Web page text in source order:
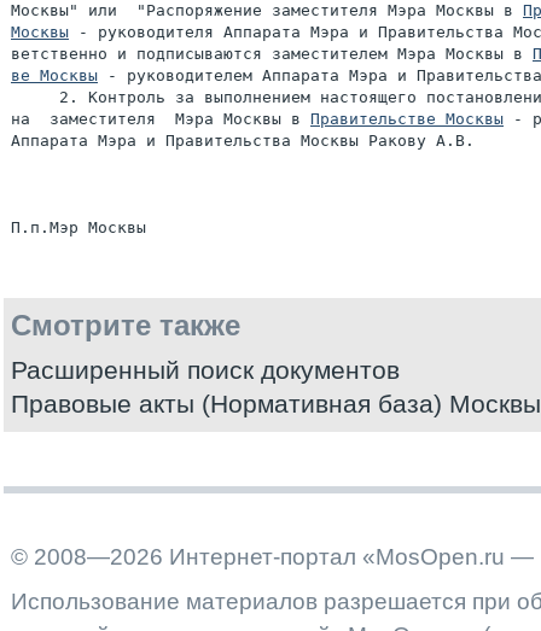
Москвы" или  "Распоряжение заместителя Мэра Москвы в
Москвы - руководителя Аппарата Мэра и Правительства
ветственно и подписываются заместителем Мэра Москвы в
ве Москвы - руководителем Аппарата Мэра и
2. Контроль за выполнением настоящего
на  заместителя  Мэра Москвы в Правительстве Москвы -
Аппарата Мэра и Правительства Москвы Ракову А.В.
Смотрите также
Расширенный поиск документов
Правовые акты (Нормативная база) Москвы
© 2008—2026 Интернет-портал «MosOpen.ru —
Использование материалов разрешается при